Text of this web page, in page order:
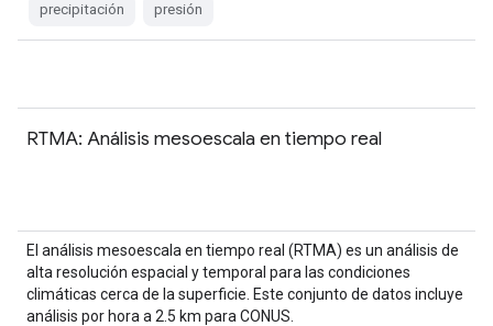
precipitación presión
RTMA: Análisis mesoescala en tiempo real
El análisis mesoescala en tiempo real (RTMA) es un análisis de
alta resolución espacial y temporal para las condiciones
climáticas cerca de la superficie. Este conjunto de datos incluye
análisis por hora a 2.5 km para CONUS.